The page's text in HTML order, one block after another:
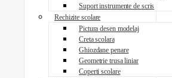
Suport instrumente de scris
Rechizite scolare
Pictura desen modelaj
Creta scolara
Ghiozdane penare
Geometrie trusa liniar
Coperti scolare